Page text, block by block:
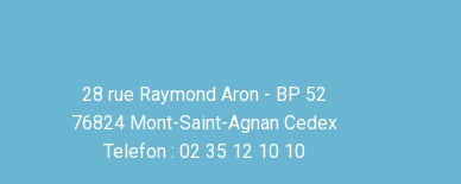
28 rue Raymond Aron - BP 52
76824 Mont-Saint-Agnan Cedex
Telefon : 02 35 12 10 10